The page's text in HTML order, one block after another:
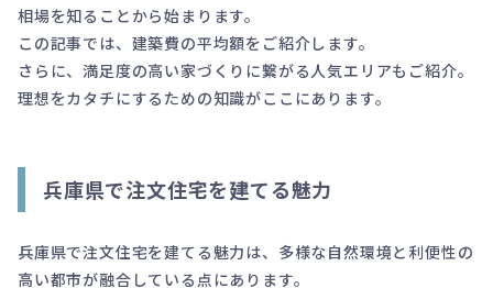
相場を知ることから始まります。
この記事では、建築費の平均額をご紹介します。
さらに、満足度の高い家づくりに繋がる人気エリアもご紹介。
理想をカタチにするための知識がここにあります。
兵庫県で注文住宅を建てる魅力
兵庫県で注文住宅を建てる魅力は、多様な自然環境と利便性の
高い都市が融合している点にあります。